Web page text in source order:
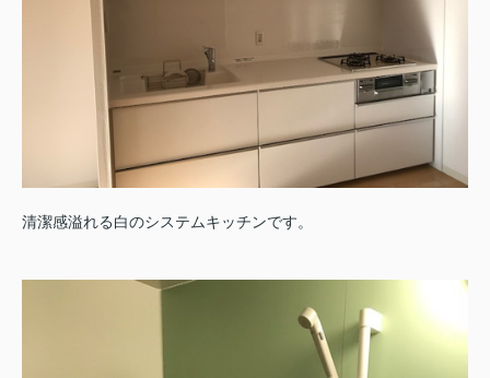
清潔感溢れる白のシステムキッチンです。